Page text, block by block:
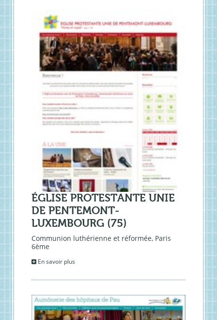
ÉGLISE PROTESTANTE UNIE
DE PENTEMONT-
LUXEMBOURG (75)
Communion luthérienne et réformée, Paris
6ème
En savoir plus